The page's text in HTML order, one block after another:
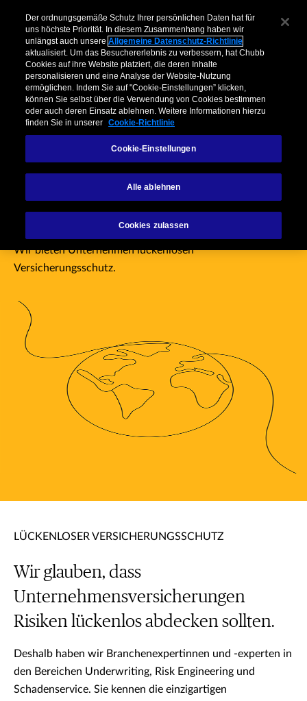
Unternehmen
Menu
Vermittler Privatkunden & Partner
Willkommen bei
Chubb Industry
Practices
Wir bieten Unternehmen lückenlosen
Versicherungsschutz.
LÜCKENLOSER VERSICHERUNGSSCHUTZ
Wir glauben, dass
Unternehmensversicherungen
Risiken lückenlos abdecken sollten.
Deshalb haben wir Branchenexpertinnen und -experten in
den Bereichen Underwriting, Risk Engineering und
Schadenservice. Sie kennen die einzigartigen
Der ordnungsgemäße Schutz Ihrer persönlichen Daten hat für
uns höchste Priorität. In diesem Zusammenhang haben wir
unlängst auch unsereAllgemeine Datenschutz-Richtlinie
aktualisiert. Um das Besuchererlebnis zu verbessern, hat Chubb
Cookies auf ihre Website platziert, die deren Inhalte
personalisieren und eine Analyse der Website-Nutzung
ermöglichen. Indem Sie auf "Cookie-Einstellungen” klicken,
können Sie selbst über die Verwendung von Cookies bestimmen
oder auch deren Einsatz ablehnen. Weitere Informationen hierzu
finden Sie in unserer Cookie-Richtlinie
Cookie-Einstellungen
Alle ablehnen
Cookies zulassen